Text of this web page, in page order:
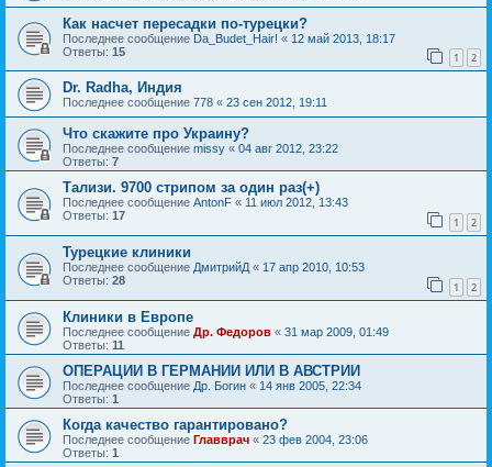
Как насчет пересадки по-турецки?
Последнее сообщение Da_Budet_Hair! « 12 май 2013, 18:17
Ответы: 15 1 2
Dr. Radha, Индия
Последнее сообщение 778 « 23 сен 2012, 19:11
Что скажите про Украину?
Последнее сообщение missy « 04 авг 2012, 23:22
Ответы: 7
Тализи. 9700 стрипом за один раз(+)
Последнее сообщение AntonF « 11 июл 2012, 13:43
Ответы: 17 1 2
Турецкие клиники
Последнее сообщение ДмитрийД « 17 апр 2010, 10:53
Ответы: 28 1 2
Клиники в Европе
Последнее сообщение Др. Федоров « 31 мар 2009, 01:49
Ответы: 11
ОПЕРАЦИИ В ГЕРМАНИИ ИЛИ В АВСТРИИ
Последнее сообщение Др. Богин « 14 янв 2005, 22:34
Ответы: 1
Когда качество гарантировано?
Последнее сообщение Главврач « 23 фев 2004, 23:06
Ответы: 1